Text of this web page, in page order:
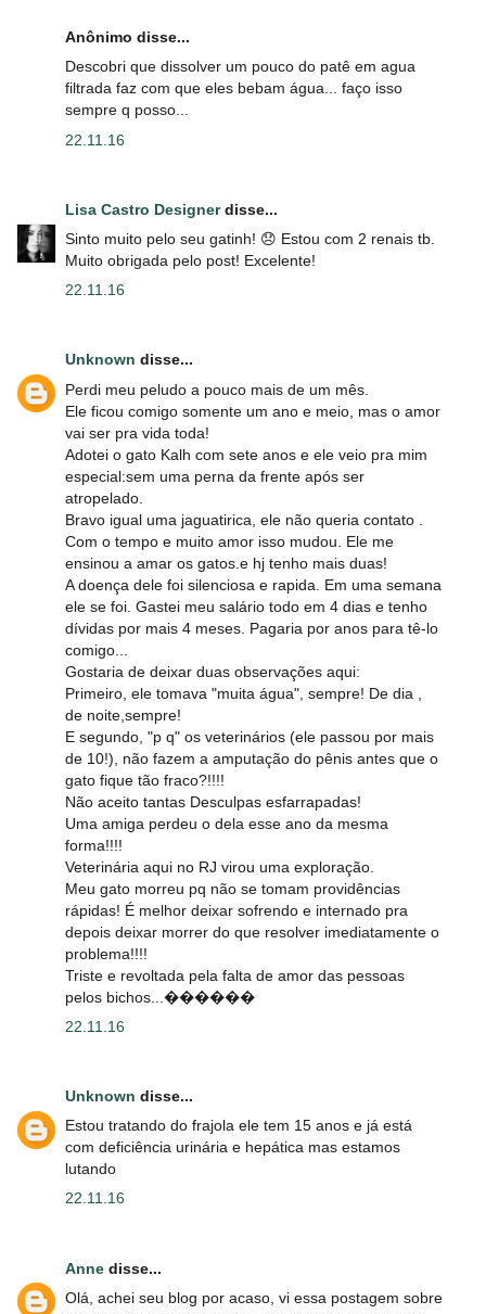
Anônimo disse...
Descobri que dissolver um pouco do patê em agua
filtrada faz com que eles bebam água... faço isso
sempre q posso...
22.11.16
Lisa Castro Designerdisse...
Sinto muito pelo seu gatinh! 😞 Estou com 2 renais tb.
Muito obrigada pelo post! Excelente!
22.11.16
Unknown disse...
Perdi meu peludo a pouco mais de um mês.
Ele ficou comigo somente um ano e meio, mas o amor
vai ser pra vida toda!
Adotei o gato Kalh com sete anos e ele veio pra mim
especial:sem uma perna da frente após ser
atropelado.
Bravo igual uma jaguatirica, ele não queria contato .
Com o tempo e muito amor isso mudou. Ele me
ensinou a amar os gatos.e hj tenho mais duas!
A doença dele foi silenciosa e rapida. Em uma semana
ele se foi. Gastei meu salário todo em 4 dias e tenho
dívidas por mais 4 meses. Pagaria por anos para tê-lo
comigo...
Gostaria de deixar duas observações aqui:
Primeiro, ele tomava "muita água", sempre! De dia ,
de noite,sempre!
E segundo, "p q" os veterinários (ele passou por mais
de 10!), não fazem a amputação do pênis antes que o
gato fique tão fraco?!!!!
Não aceito tantas Desculpas esfarrapadas!
Uma amiga perdeu o dela esse ano da mesma
forma!!!!
Veterinária aqui no RJ virou uma exploração.
Meu gato morreu pq não se tomam providências
rápidas! É melhor deixar sofrendo e internado pra
depois deixar morrer do que resolver imediatamente o
problema!!!!
Triste e revoltada pela falta de amor das pessoas
pelos bichos...������
22.11.16
Unknown disse...
Estou tratando do frajola ele tem 15 anos e já está
com deficiência urinária e hepática mas estamos
lutando
22.11.16
Anne disse...
Olá, achei seu blog por acaso, vi essa postagem sobre